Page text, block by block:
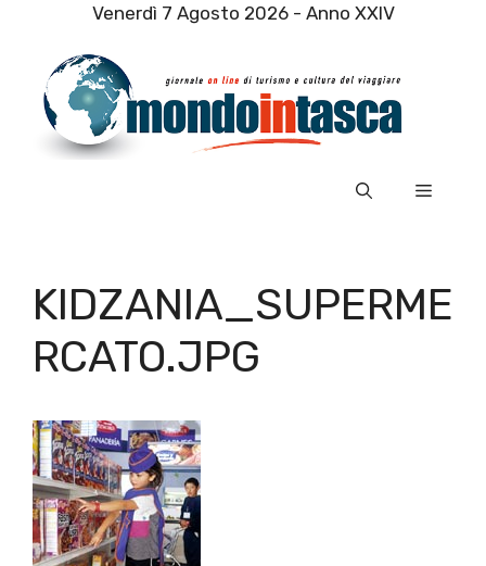
contenuto
Venerdì 7 Agosto 2026 - Anno XXIV
Menu
KIDZANIA_SUPERME
RCATO.JPG